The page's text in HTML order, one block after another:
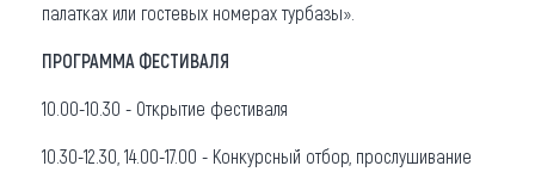
палатках или гостевых номерах турбазы».
ПРОГРАММА ФЕСТИВАЛЯ
10.00-10.30 - Открытие фестиваля
10.30-12.30, 14.00-17.00 - Конкурсный отбор, прослушивание